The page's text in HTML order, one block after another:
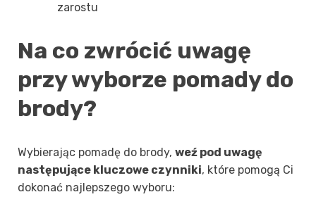
zarostu
Na co zwrócić uwagę
przy wyborze pomady do
brody?
Wybierając pomadę do brody, weź pod uwagę
następujące kluczowe czynniki, które pomogą Ci
dokonać najlepszego wyboru: